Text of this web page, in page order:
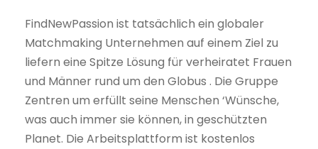
FindNewPassion ist tatsächlich ein globaler
Matchmaking Unternehmen auf einem Ziel zu
liefern eine Spitze Lösung für verheiratet Frauen
und Männer rund um den Globus . Die Gruppe
Zentren um erfüllt seine Menschen ‘Wünsche,
was auch immer sie können, in geschützten
Planet. Die Arbeitsplattform ist kostenlos